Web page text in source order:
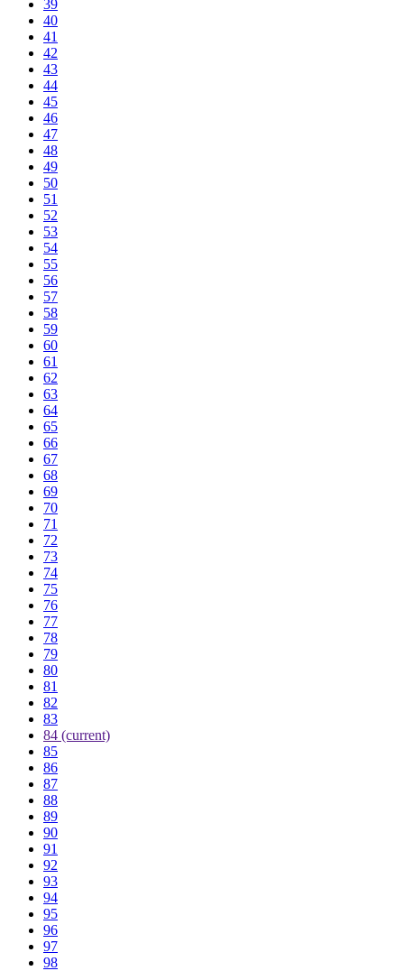
39
40
41
42
43
44
45
46
47
48
49
50
51
52
53
54
55
56
57
58
59
60
61
62
63
64
65
66
67
68
69
70
71
72
73
74
75
76
77
78
79
80
81
82
83
84 (current)
85
86
87
88
89
90
91
92
93
94
95
96
97
98